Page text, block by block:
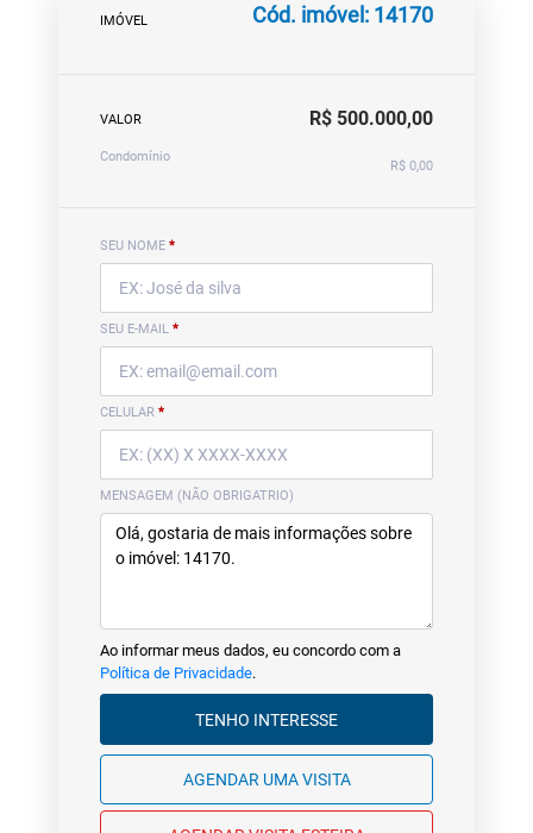
IMÓVEL Cód. imóvel: 14170
VALOR R$ 500.000,00
Condomínio
R$ 0,00
SEU NOME *
SEU E-MAIL *
CELULAR *
MENSAGEM (NÃO OBRIGATRIO)
Ao informar meus dados, eu concordo com a
Política de Privacidade.
TENHO INTERESSE
AGENDAR UMA VISITA